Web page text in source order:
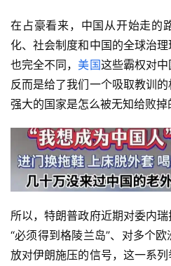
在占豪看来，中国从开始走的
化、社会制度和中国的全球治
也完全不同，美国这些霸权对中
反而是给了我们一个吸取教训
强大的国家是怎么被无知给败掉
所以，特朗普政府近期对委内
“必须得到格陵兰岛”、对多个
放对伊朗施压的信号，这一系